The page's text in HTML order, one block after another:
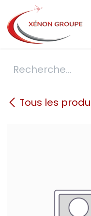
Se rendre au
Tous les